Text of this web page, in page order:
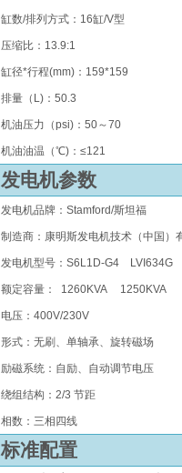
缸数/排列方式 ： 16缸/V型
压缩比 ： 13.9:1
缸径*行程(mm) ： 159*159
排量（ L) ：50.3
机油压力（psi)：50～70
机油油温（℃)：≤121
发电机参数
发电机品牌 ：Stamford/斯坦福
制造商：康明斯发电机技术（中国）
发电机型号：S6L1D-G4 LVI634G
额定容量： 1260KVA 1250KVA
电压：400V/230V
形式 ：无刷 、单轴承、旋转磁场
励磁系统 ： 自励、自动调节电压
绕组结构 ：2/3 节距
相数：三相四线
标准配置